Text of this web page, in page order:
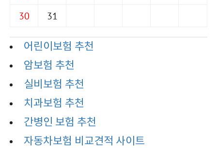
30
31
어린이보험 추천
암보험 추천
실비보험 추천
치과보험 추천
간병인 보험 추천
자동차보험 비교견적 사이트